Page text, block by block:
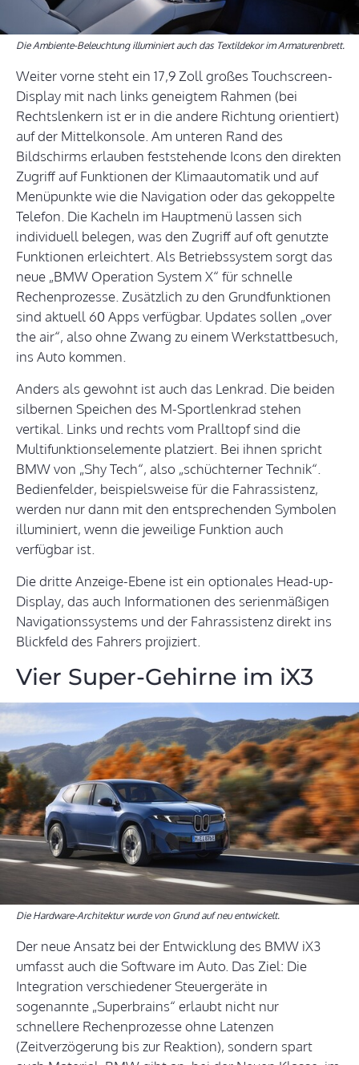
Die Ambiente-Beleuchtung illuminiert auch das Textildekor im Armaturenbrett.
Weiter vorne steht ein 17,9 Zoll großes Touchscreen-
Display mit nach links geneigtem Rahmen (bei
Rechtslenkern ist er in die andere Richtung orientiert)
auf der Mittelkonsole. Am unteren Rand des
Bildschirms erlauben feststehende Icons den direkten
Zugriff auf Funktionen der Klimaautomatik und auf
Menüpunkte wie die Navigation oder das gekoppelte
Telefon. Die Kacheln im Hauptmenü lassen sich
individuell belegen, was den Zugriff auf oft genutzte
Funktionen erleichtert. Als Betriebssystem sorgt das
neue „BMW Operation System X“ für schnelle
Rechenprozesse. Zusätzlich zu den Grundfunktionen
sind aktuell 60 Apps verfügbar. Updates sollen „over
the air“, also ohne Zwang zu einem Werkstattbesuch,
ins Auto kommen.
Anders als gewohnt ist auch das Lenkrad. Die beiden
silbernen Speichen des M-Sportlenkrad stehen
vertikal. Links und rechts vom Pralltopf sind die
Multifunktionselemente platziert. Bei ihnen spricht
BMW von „Shy Tech“, also „schüchterner Technik“.
Bedienfelder, beispielsweise für die Fahrassistenz,
werden nur dann mit den entsprechenden Symbolen
illuminiert, wenn die jeweilige Funktion auch
verfügbar ist.
Die dritte Anzeige-Ebene ist ein optionales Head-up-
Display, das auch Informationen des serienmäßigen
Navigationssystems und der Fahrassistenz direkt ins
Blickfeld des Fahrers projiziert.
Vier Super-Gehirne im iX3
Die Hardware-Architektur wurde von Grund auf neu entwickelt.
Der neue Ansatz bei der Entwicklung des BMW iX3
umfasst auch die Software im Auto. Das Ziel: Die
Integration verschiedener Steuergeräte in
sogenannte „Superbrains“ erlaubt nicht nur
schnellere Rechenprozesse ohne Latenzen
(Zeitverzögerung bis zur Reaktion), sondern spart